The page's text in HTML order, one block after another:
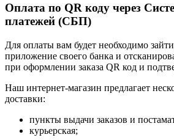
Оплата по QR коду через
платежей (СБП)
Для оплаты вам будет необходимо
приложение своего банка и
при оформлении заказа QR код и
Наш интернет-магазин предлагает
доставки:
пункты выдачи заказов и
курьерская;